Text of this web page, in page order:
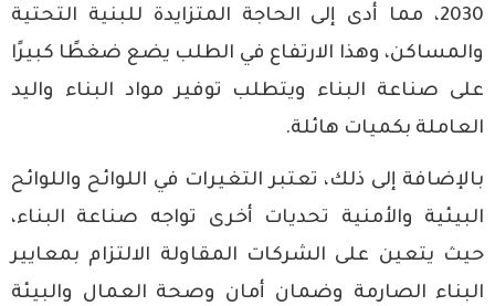
2030، مما أدى إلى الحاجة المتزايدة للبنية التحتية
والمساكن، وهذا الارتفاع في الطلب يضع ضغطًا كبيرًا
على صناعة البناء ويتطلب توفير مواد البناء واليد
العاملة بكميات هائلة.
بالإضافة إلى ذلك، تعتبر التغيرات في اللوائح واللوائح
البيئية والأمنية تحديات أخرى تواجه صناعة البناء،
حيث يتعين على الشركات المقاولة الالتزام بمعايير
البناء الصارمة وضمان أمان وصحة العمال والبيئة